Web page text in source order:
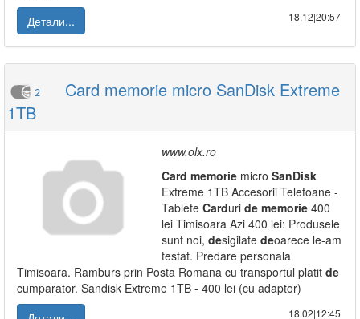
Детали...
18.12|20:57
2
Card memorie micro SanDisk Extreme
1TB
www.olx.ro
Card memorie micro SanDisk
Extreme 1TB Accesorii Telefoane -
Tablete Carduri de memorie 400
lei Timisoara Azi 400 lei: Produsele
sunt noi, desigilate deoarece le-am
testat. Predare personala
Timisoara. Ramburs prin Posta Romana cu transportul platit de
cumparator. Sandisk Extreme 1TB - 400 lei (cu adaptor)
18.02|12:45